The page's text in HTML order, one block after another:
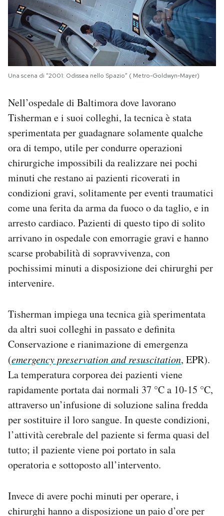
Una scena di “2001: Odissea nello Spazio” ( Metro-Goldwyn-Mayer)
Nell’ospedale di Baltimora dove lavorano
Tisherman e i suoi colleghi, la tecnica è stata
sperimentata per guadagnare solamente qualche
ora di tempo, utile per condurre operazioni
chirurgiche impossibili da realizzare nei pochi
minuti che restano ai pazienti ricoverati in
condizioni gravi, solitamente per eventi traumatici
come una ferita da arma da fuoco o da taglio, e in
arresto cardiaco. Pazienti di questo tipo di solito
arrivano in ospedale con emorragie gravi e hanno
scarse probabilità di sopravvivenza, con
pochissimi minuti a disposizione dei chirurghi per
intervenire.
Tisherman impiega una tecnica già sperimentata
da altri suoi colleghi in passato e definita
Conservazione e rianimazione di emergenza
(emergency preservation and resuscitation, EPR).
La temperatura corporea dei pazienti viene
rapidamente portata dai normali 37 °C a 10-15 °C,
attraverso un’infusione di soluzione salina fredda
per sostituire il loro sangue. In queste condizioni,
l’attività cerebrale del paziente si ferma quasi del
tutto; il paziente viene poi portato in sala
operatoria e sottoposto all’intervento.
Invece di avere pochi minuti per operare, i
chirurghi hanno a disposizione un paio d’ore per